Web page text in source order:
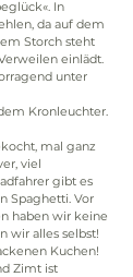
In
da auf dem
Storch steht
einlädt.
unter
Kronleuchter.
mal ganz
viel
gibt es
Spaghetti. Vor
haben wir keine
wir alles selbst!
Kuchen!
Zimt ist